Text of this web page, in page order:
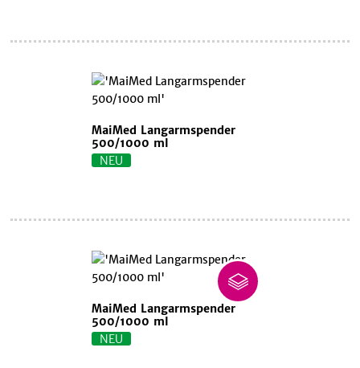
MaiMed Langarmspender
500/1000 ml
NEU
MaiMed Langarmspender
500/1000 ml
NEU